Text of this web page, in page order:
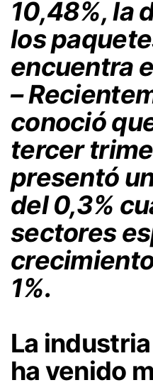
10,48%, la
los
encuentra
–
conoció
tercer
presentó
del 0,3%
sectores
1%.
La
ha venido